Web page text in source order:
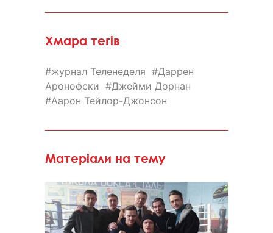
Хмара тегів
журнал Теленеделя
Даррен
Аронофски
Джейми Дорнан
Аарон Тейлор-Джонсон
Матеріали на тему